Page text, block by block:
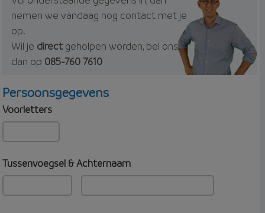
nemen we vandaag nog contact met je
op.
Wil je directgeholpen worden, bel ons
dan op 085-760 7610
Persoonsgegevens
Voorletters
Tussenvoegsel & Achternaam